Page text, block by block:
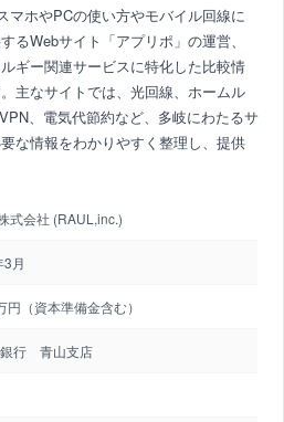
マホやPCの使い方やモバイル回線に
るWebサイト「アプリポ」の運営、
ギー関連サービスに特化した比較情
主なサイトでは、光回線、ホームル
、電気代節約など、多岐にわたるサ
な情報をわかりやすく整理し、提供
式会社 (RAUL,inc.)
月
円（資本準備金含む）
行 青山支店